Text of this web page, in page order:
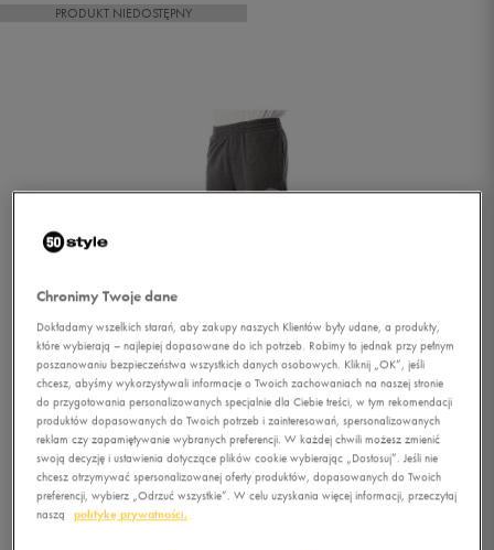
PRODUKT NIEDOSTĘPNY
Chronimy Twoje dane
Dokładamy wszelkich starań, aby zakupy naszych Klientów były udane, a produkty,
które wybierają – najlepiej dopasowane do ich potrzeb. Robimy to jednak przy pełnym
poszanowaniu bezpieczeństwa wszystkich danych osobowych. Kliknij „OK”, jeśli
chcesz, abyśmy wykorzystywali informacje o Twoich zachowaniach na naszej stronie
do przygotowania personalizowanych specjalnie dla Ciebie treści, w tym rekomendacji
produktów dopasowanych do Twoich potrzeb i zainteresowań, spersonalizowanych
reklam czy zapamiętywanie wybranych preferencji. W każdej chwili możesz zmienić
swoją decyzję i ustawienia dotyczące plików cookie wybierając „Dostosuj”. Jeśli nie
chcesz otrzymywać spersonalizowanej oferty produktów, dopasowanych do Twoich
preferencji, wybierz „Odrzuć wszystkie”. W celu uzyskania więcej informacji, przeczytaj
naszą
politykę prywatności.